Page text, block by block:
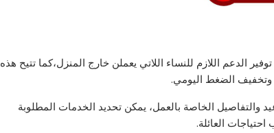
الدعم اللازم للنساء اللاتي يعملن خارج المنزل،كما تتيح هذه
وتخفيف الضغط اليومي.
والتفاصيل الخاصة بالعمل، يمكن تحديد الخدمات المطلوبة
العائلة.